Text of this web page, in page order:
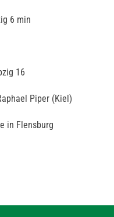
6 min
16
Piper (Kiel)
in Flensburg